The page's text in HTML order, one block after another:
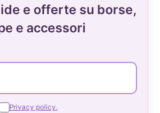
e offerte su borse,
e accessori
Privacy policy.